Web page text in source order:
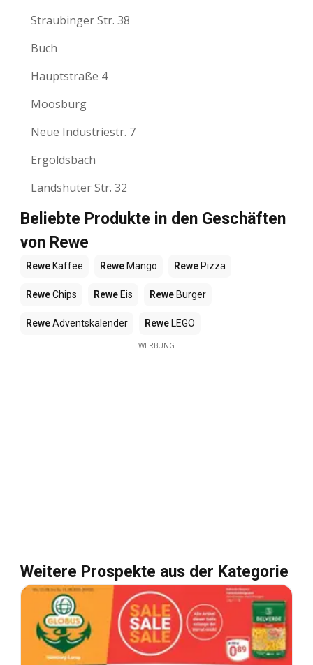
Straubinger Str. 38
Buch
Hauptstraße 4
Moosburg
Neue Industriestr. 7
Ergoldsbach
Landshuter Str. 32
Beliebte Produkte in den Geschäften
von Rewe
Rewe Kaffee Rewe Mango Rewe Pizza
ReweChips Rewe Eis Rewe Burger
ReweAdventskalender Rewe LEGO
WERBUNG
Weitere Prospekte aus der Kategorie